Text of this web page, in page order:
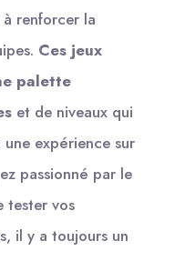
renforcer la
Ces jeux
palette
et de niveaux qui
expérience sur
passionné par le
tester vos
il y a toujours un